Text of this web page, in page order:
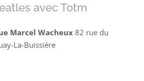
avec Totm
Marcel Wacheux82 rue du
La-Buissière